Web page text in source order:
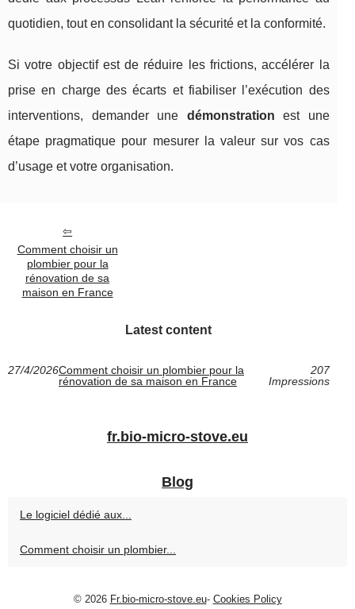
quotidien, tout en consolidant la sécurité et la conformité.
Si votre objectif est de réduire les frictions, accélérer la
prise en charge des écarts et fiabiliser l’exécution des
interventions, demander une démonstration est une
étape pragmatique pour mesurer la valeur sur vos cas
d’usage et votre organisation.
Comment choisir un
plombier pour la
rénovation de sa
maison en France
Latest content
27/4/2026Comment choisir un plombier pour la
rénovation de sa maison en France
207
Impressions
fr.bio-micro-stove.eu
Blog
Le logiciel dédié aux...
Comment choisir un plombier...
© 2026 Fr.bio-micro-stove.eu- Cookies Policy